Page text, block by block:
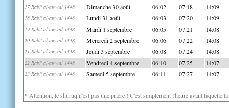
17 Rabi' al-awwal 1448 Dimanche 30 août 06:02 07:18 14:09
18 Rabi' al-awwal 1448 Lundi 31 août 06:03 07:20 14:09
19 Rabi' al-awwal 1448 Mardi 1 septembre 06:05 07:21 14:08
20 Rabi' al-awwal 1448 Mercredi 2 septembre 06:06 07:22 14:08
21 Rabi' al-awwal 1448 Jeudi 3 septembre 06:08 07:24 14:08
22 Rabi' al-awwal 1448 Vendredi 4 septembre 06:10 07:25 14:07
23 Rabi' al-awwal 1448 Samedi 5 septembre 06:11 07:27 14:07
* Attention, le shuruq n'est pas une prière ! C'est simplement l'heure avant laquelle